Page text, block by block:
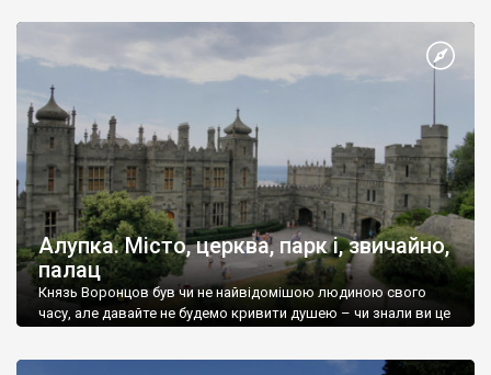
Алупка. Місто, церква, парк і, звичайно,
палац
Князь Воронцов був чи не найвідомішою людиною свого
часу, але давайте не будемо кривити душею – чи знали ви це